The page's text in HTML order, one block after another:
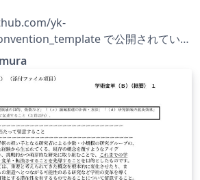
yk-
で公開されている
用テンプレートを，Overleafで利用
たものです．情報処理学会の公式な
ませんので，ご注意ください．情報
作成要領は
event/taikai/85/manuscript.html
ク先は第85回のものです）．